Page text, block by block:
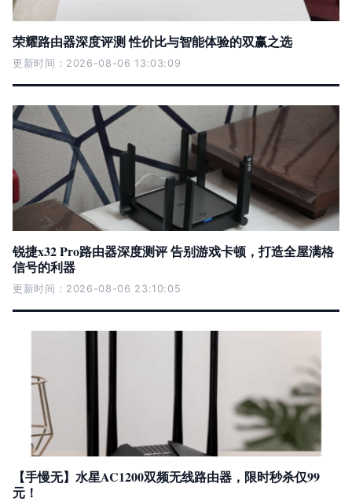
荣耀路由器深度评测 性价比与智能体验的双赢之选
更新时间：2026-08-06 13:03:09
锐捷x32 Pro路由器深度测评 告别游戏卡顿，打造全屋满格
信号的利器
更新时间：2026-08-06 23:10:05
【手慢无】水星AC1200双频无线路由器，限时秒杀仅99
元！